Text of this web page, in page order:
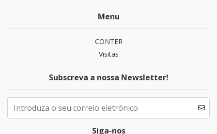
Menu
CONTER
Visitas
Subscreva a nossa Newsletter!
Siga-nos